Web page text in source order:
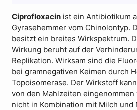
Ciprofloxacin ist ein Antibiotikum
Gyrasehemmer vom Chinolontyp.
besitzt ein breites Wirkspektrum.
Wirkung beruht auf der
Replikation. Wirksam sind die
bei gramnegativen Keimen durch
Topoisomerase. Der Wirkstoff
von den Mahlzeiten
nicht in Kombination mit Milch und